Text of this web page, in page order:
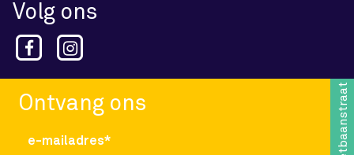
Volg ons
Ontvang ons
e-mailadres*
Schietbaanstraat 1